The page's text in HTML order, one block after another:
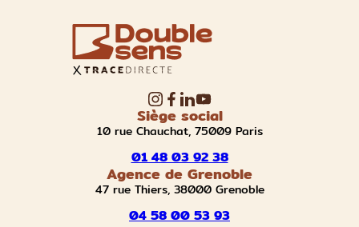
Siège social
10 rue Chauchat, 75009 Paris
01 48 03 92 38
Agence de Grenoble
47 rue Thiers, 38000 Grenoble
04 58 00 53 93